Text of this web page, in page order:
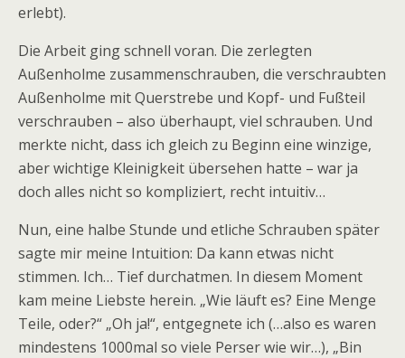
erlebt).
Die Arbeit ging schnell voran. Die zerlegten
Außenholme zusammenschrauben, die verschraubten
Außenholme mit Querstrebe und Kopf- und Fußteil
verschrauben – also überhaupt, viel schrauben. Und
merkte nicht, dass ich gleich zu Beginn eine winzige,
aber wichtige Kleinigkeit übersehen hatte – war ja
doch alles nicht so kompliziert, recht intuitiv…
Nun, eine halbe Stunde und etliche Schrauben später
sagte mir meine Intuition: Da kann etwas nicht
stimmen. Ich… Tief durchatmen. In diesem Moment
kam meine Liebste herein. „Wie läuft es? Eine Menge
Teile, oder?“ „Oh ja!“, entgegnete ich (…also es waren
mindestens 1000mal so viele Perser wie wir…), „Bin